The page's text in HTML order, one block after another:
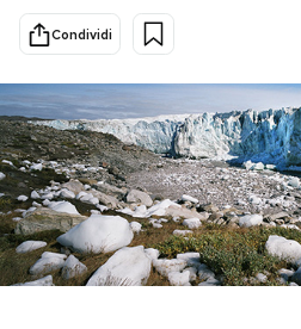
Cultura
Economia
Sport
PODCAST
NEWSLETTER
Condividi